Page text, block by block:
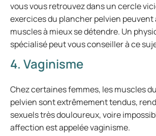
vous vous retrouvez dans un cercle
exercices du plancher pelvien peuvent
muscles à mieux se détendre. Un
spécialisé peut vous conseiller à ce
4. Vaginisme
Chez certaines femmes, les muscles
pelvien sont extrêmement tendus,
sexuels très douloureux, voire
affection est appelée vaginisme.